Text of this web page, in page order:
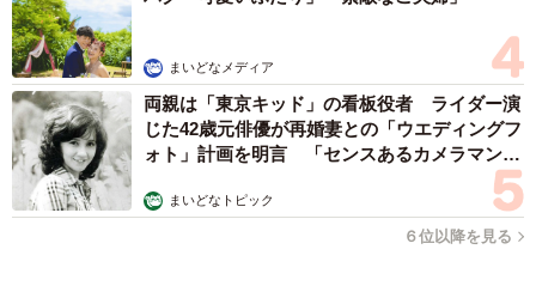
補助があっても約9割が「夏の電気・ガス代は
重い」と回答…猛暑でも「冷房を控える」人が
7割超に
まいどなデータ
2026.08.08
「だんだん時代劇俳優みたく…」国民的バンド
の55歳ボーカリスト 競馬界の57歳レジェンド
らとの「夏祭り満喫ショット」に驚きの声続々